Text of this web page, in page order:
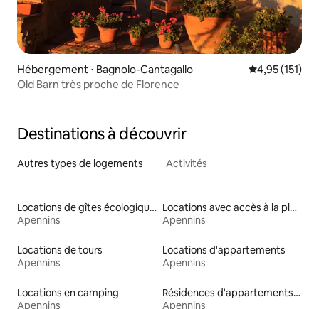
Hébergement ⋅ Bagnolo-Cantagallo Évaluation
4,95 (151)
Old Barn très proche de Florence
Destinations à découvrir
Autres types de logements Activités
Locations de gîtes écologiques
Apennins
Locations avec accès à la plage
Apennins
Locations de tours
Apennins
Locations d'appartements
Apennins
Locations en camping
Apennins
Résidences d'appartements en location
Apennins